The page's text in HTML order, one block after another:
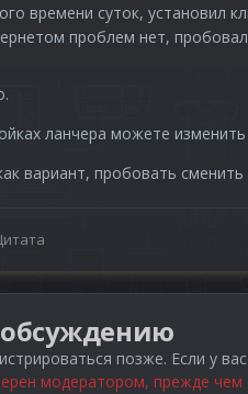
времени суток, установил
проблем нет,
ланчера можете изменить
вариант, пробовать
позже. Если у
модератором, прежде чем